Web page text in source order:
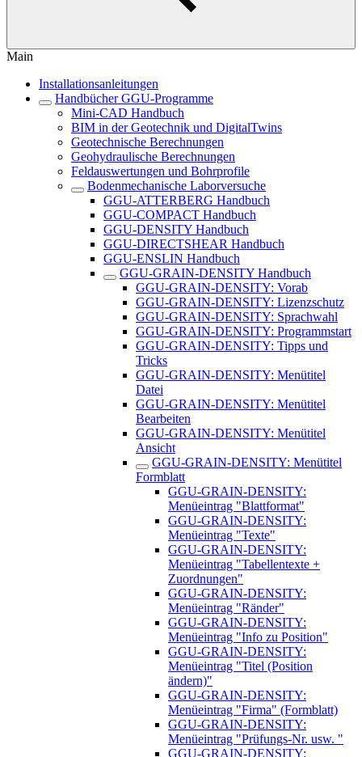
Main
Installationsanleitungen
Handbücher GGU-Programme
Mini-CAD Handbuch
BIM in der Geotechnik und DigitalTwins
Geotechnische Berechnungen
Geohydraulische Berechnungen
Feldauswertungen und Bohrprofile
Bodenmechanische Laborversuche
GGU-ATTERBERG Handbuch
GGU-COMPACT Handbuch
GGU-DENSITY Handbuch
GGU-DIRECTSHEAR Handbuch
GGU-ENSLIN Handbuch
GGU-GRAIN-DENSITY Handbuch
GGU-GRAIN-DENSITY: Vorab
GGU-GRAIN-DENSITY: Lizenzschutz
GGU-GRAIN-DENSITY: Sprachwahl
GGU-GRAIN-DENSITY: Programmstart
GGU-GRAIN-DENSITY: Tipps und
Tricks
GGU-GRAIN-DENSITY: Menütitel
Datei
GGU-GRAIN-DENSITY: Menütitel
Bearbeiten
GGU-GRAIN-DENSITY: Menütitel
Ansicht
GGU-GRAIN-DENSITY: Menütitel
Formblatt
GGU-GRAIN-DENSITY:
Menüeintrag "Blattformat"
GGU-GRAIN-DENSITY:
Menüeintrag "Texte"
GGU-GRAIN-DENSITY:
Menüeintrag "Tabellentexte +
Zuordnungen"
GGU-GRAIN-DENSITY:
Menüeintrag "Ränder"
GGU-GRAIN-DENSITY:
Menüeintrag "Info zu Position"
GGU-GRAIN-DENSITY:
Menüeintrag "Titel (Position
ändern)"
GGU-GRAIN-DENSITY:
Menüeintrag "Firma" (Formblatt)
GGU-GRAIN-DENSITY:
Menüeintrag "Prüfungs-Nr. usw. "
GGU-GRAIN-DENSITY: